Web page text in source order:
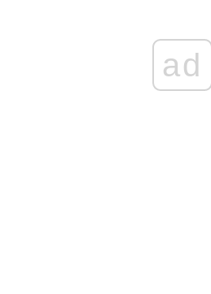
ad